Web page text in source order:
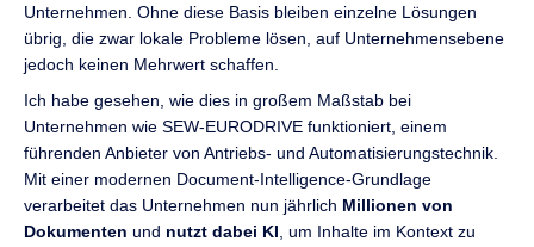
Unternehmen. Ohne diese Basis bleiben einzelne Lösungen
übrig, die zwar lokale Probleme lösen, auf Unternehmensebene
jedoch keinen Mehrwert schaffen.
Ich habe gesehen, wie dies in großem Maßstab bei
Unternehmen wie SEW-EURODRIVE funktioniert, einem
führenden Anbieter von Antriebs- und Automatisierungstechnik.
Mit einer modernen Document-Intelligence-Grundlage
verarbeitet das Unternehmen nun jährlich Millionen von
Dokumenten und nutzt dabei KI, um Inhalte im Kontext zu